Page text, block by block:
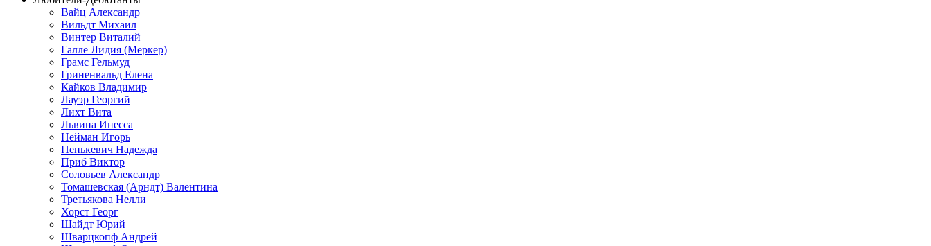
Вайц Александр
Вильдт Михаил
Винтер Виталий
Галле Лидия (Меркер)
Грамс Гельмуд
Гриненвальд Елена
Кайков Владимир
Лауэр Георгий
Лихт Вита
Львина Инесса
Нейман Игорь
Пенькевич Надежда
Приб Виктор
Соловьев Александр
Томашевская (Арндт) Валентина
Третьякова Нелли
Хорст Георг
Шайдт Юрий
Шварцкопф Андрей